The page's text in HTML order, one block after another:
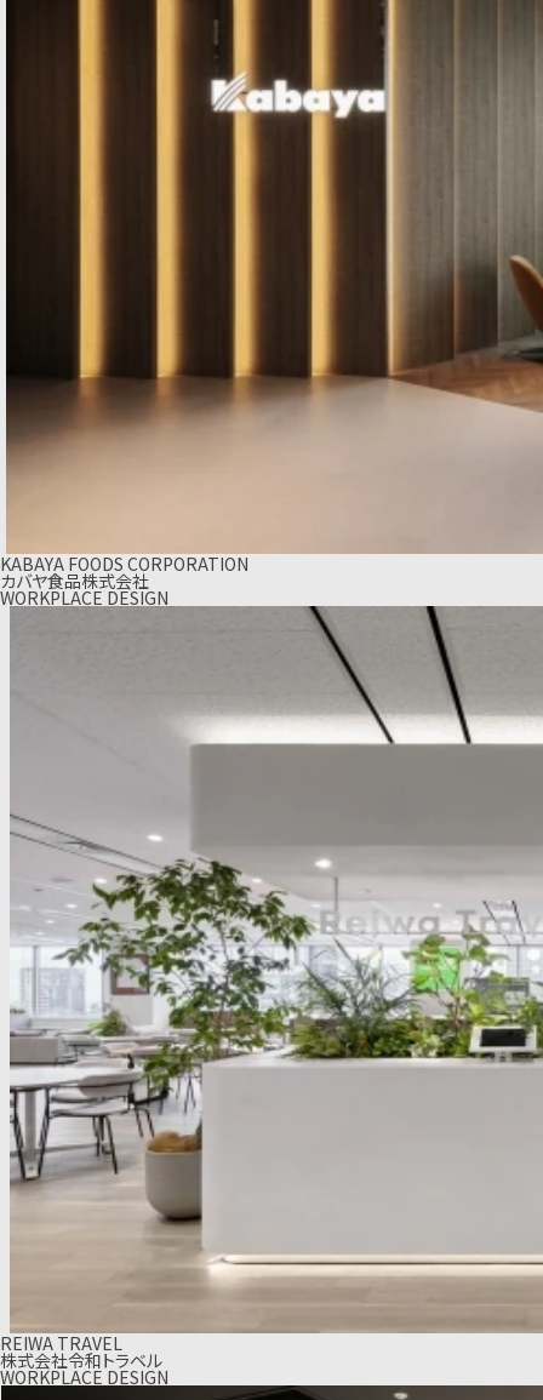
KABAYA FOODS CORPORATION
カバヤ食品株式会社
WORKPLACE DESIGN
REIWA TRAVEL
株式会社令和トラベル
WORKPLACE DESIGN